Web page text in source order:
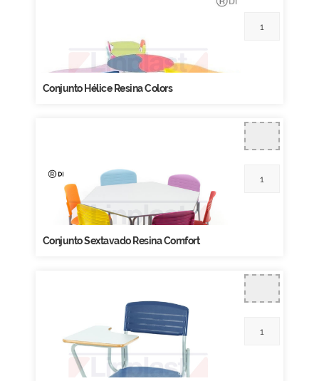
Conjunto Hélice Resina Colors
Conjunto Sextavado Resina Comfort